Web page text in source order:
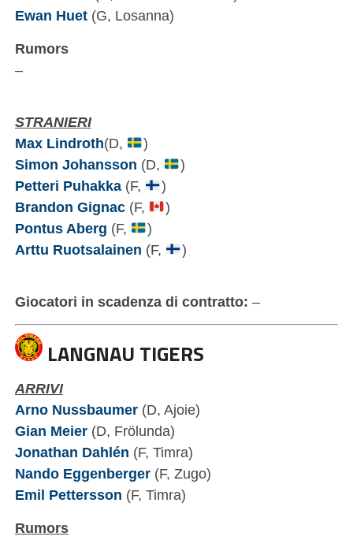
Ewan Huet(G, Losanna)
Rumors
–
STRANIERI
Max Lindroth(D,
)
Simon Johansson (D,
)
Petteri Puhakka(F,
)
Brandon Gignac (F,
)
Pontus Aberg (F,
)
Arttu Ruotsalainen (F, )
Giocatori in scadenza di contratto: –
LANGNAU TIGERS
ARRIVI
Arno Nussbaumer(D, Ajoie)
Gian Meier(D, Frölunda)
Jonathan Dahlén (F, Timra)
Nando Eggenberger(F, Zugo)
Emil Pettersson (F, Timra)
Rumors